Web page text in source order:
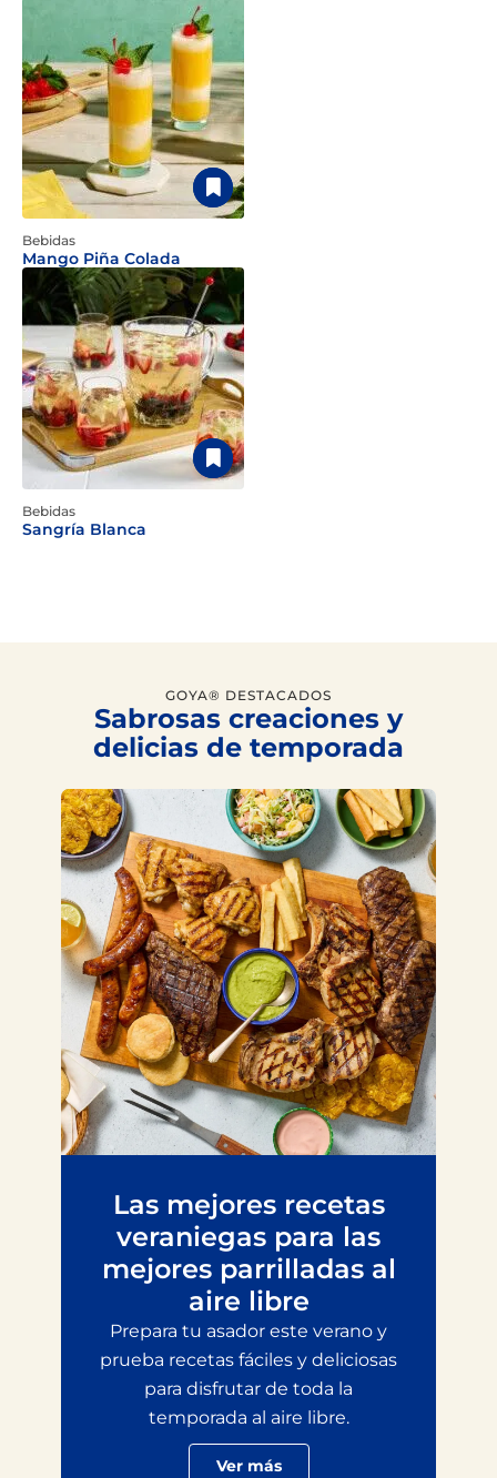
Bebidas
Mango Piña Colada
Bebidas
Sangría Blanca
GOYA® DESTACADOS
Sabrosas creaciones y
delicias de temporada
Las mejores recetas
veraniegas para las
mejores parrilladas al
aire libre
Prepara tu asador este verano y
prueba recetas fáciles y deliciosas
para disfrutar de toda la
temporada al aire libre.
Ver más